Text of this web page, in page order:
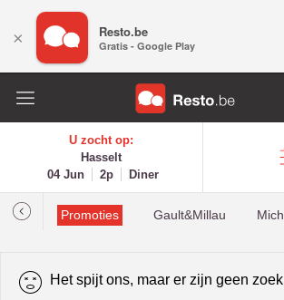
U zocht op:
Hasselt
04 Jun
2p Diner
Promoties Gault&Millau
Het spijt ons, maar er zijn geen
× Resto.be
Gratis - Google Play